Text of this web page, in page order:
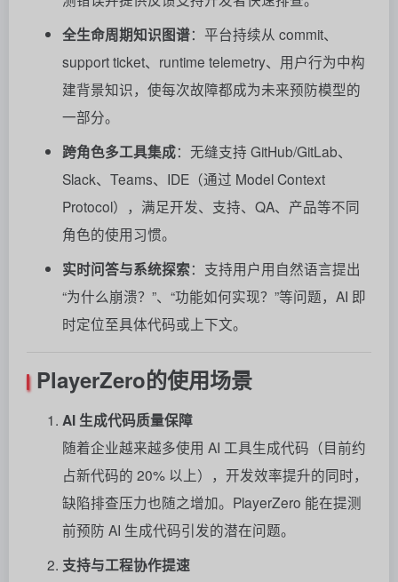
全生命周期知识图谱：平台持续从 commit、
support ticket、runtime telemetry、用户行为中构
建背景知识，使每次故障都成为未来预防模型的
一部分。
跨角色多工具集成：无缝支持 GitHub/GitLab、
Slack、Teams、IDE（通过 Model Context
Protocol），满足开发、支持、QA、产品等不同
角色的使用习惯。
实时问答与系统探索：支持用户用自然语言提出
“为什么崩溃？”、“功能如何实现？”等问题，AI 即
时定位至具体代码或上下文。
PlayerZero的使用场景
AI 生成代码质量保障
随着企业越来越多使用 AI 工具生成代码（目前约
占新代码的 20% 以上），开发效率提升的同时，
缺陷排查压力也随之增加。PlayerZero 能在提测
前预防 AI 生成代码引发的潜在问题。
支持与工程协作提速